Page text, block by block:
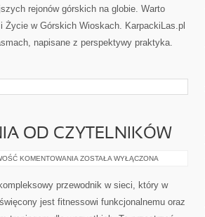
rejonów górskich na globie. Warto
w Górskich Wioskach. KarpackiLas.pl
napisane z perspektywy praktyka.
OD CZYTELNIKÓW
KOMENTOWANIA CROSSFIT
PYTANIA
CZYTELNIKÓW
ZOSTAŁA WYŁĄCZONA
przewodnik w sieci, który w
jest fitnessowi funkcjonalnemu oraz